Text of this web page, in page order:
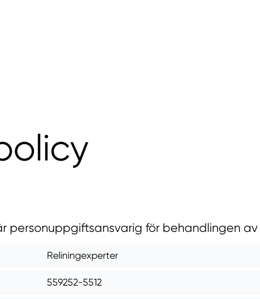
personuppgiftsansvarig för behandlingen
Reliningexperter
559252-5512